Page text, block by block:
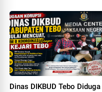
Dinas DIKBUD Tebo Diduga